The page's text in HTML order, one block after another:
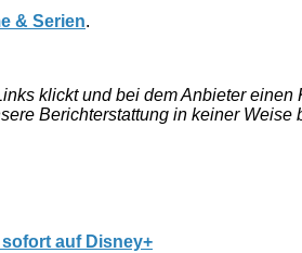
& Serien.
klickt und bei dem Anbieter
Berichterstattung in keiner Weise
auf Disney+